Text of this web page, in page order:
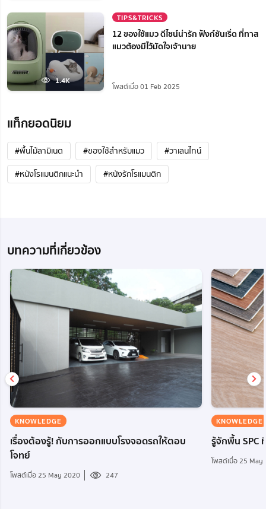
1.4K
TIPS&TRICKS
12 ของใช้แมว ดีไซน์น่ารัก ฟังก์ชันเริ่ด ที่ทาส
แมวต้องมีไว้มัดใจเจ้านาย
โพสต์เมื่อ 01 Feb 2025
แท็กยอดนิยม
#พื้นไม้ลามิเนต #ของใช้สำหรับแมว
#วาเลนไทน์
#หนังโรแมนติกแนะนํา
#หนังรักโรแมนติก
บทความที่เกี่ยวข้อง
KNOWLEDGE
เรื่องต้องรู้! กับการออกแบบโรงจอดรถให้ตอบ
โจทย์
โพสต์เมื่อ 25 May 2020 247
KNOWLEDGE
รู้จักพื้น SPC
โพสต์เมื่อ 25 May